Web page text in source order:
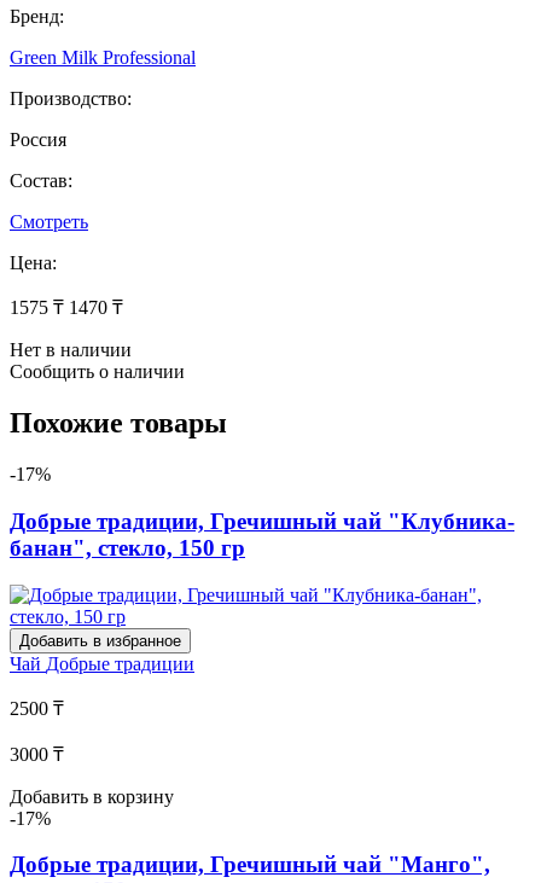
Бренд:
Green Milk Professional
Производство:
Россия
Состав:
Смотреть
Цена:
1575 ₸ 1470 ₸
Нет в наличии
Сообщить о наличии
Похожие товары
-17%
Добрые традиции, Гречишный чай "Клубника-
банан", стекло, 150 гр
Добавить в избранное
Чай Добрые традиции
2500 ₸
3000 ₸
Добавить в корзину
-17%
Добрые традиции, Гречишный чай "Манго",